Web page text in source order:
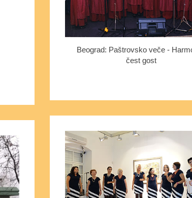
Beograd: Paštrovsko veče -
čest gost